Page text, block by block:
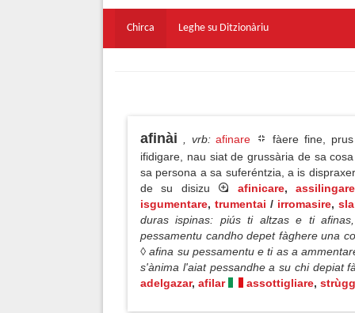
Chirca Leghe su Ditzionàriu
afinài , vrb: afinare
fàere fine,
ifidigare, nau siat de grussària de sa
sa persona a sa suferéntzia, a is
de su disizu
afinicare,assilingare
isgumentare, trumentai / irromasire,
duras ispinas: piús ti altzas e ti
pessamentu candho depet fàghere una
◊ afina su pessamentu e ti as a
s'ànima l'aiat pessandhe a su chi depiat
adelgazar, afilar assottigliare,